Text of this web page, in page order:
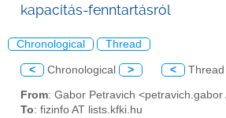
kapacitás-fenntartásról
Chronological Thread
< Chronological > < Thread
From: Gabor Petravich <petravich.gabor
To: fizinfo AT lists.kfki.hu